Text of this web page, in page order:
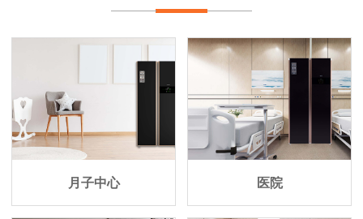
月子中心 医院